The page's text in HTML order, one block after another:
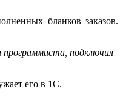
бланков заказов.
подключил
его в 1С.